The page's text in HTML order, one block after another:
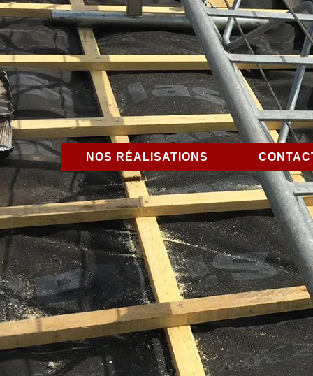
NOS RÉALISATIONS